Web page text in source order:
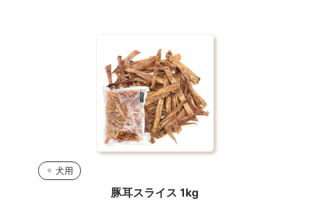
犬用
豚耳スライス 1kg